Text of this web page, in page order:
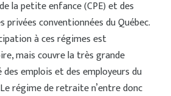
la petite enfance (CPE) et des
privées conventionnées du Québec.
à ces régimes est
mais couvre la très grande
emplois et des employeurs du
régime de retraite n’entre donc